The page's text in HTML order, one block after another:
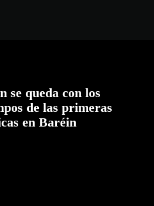
se queda con los
de las primeras
en Baréin